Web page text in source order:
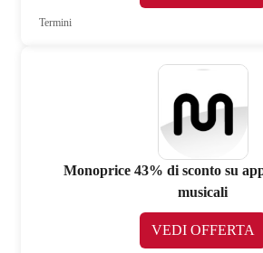
Termini
Monoprice 43% di sconto su
musicali
VEDI OFFERTA